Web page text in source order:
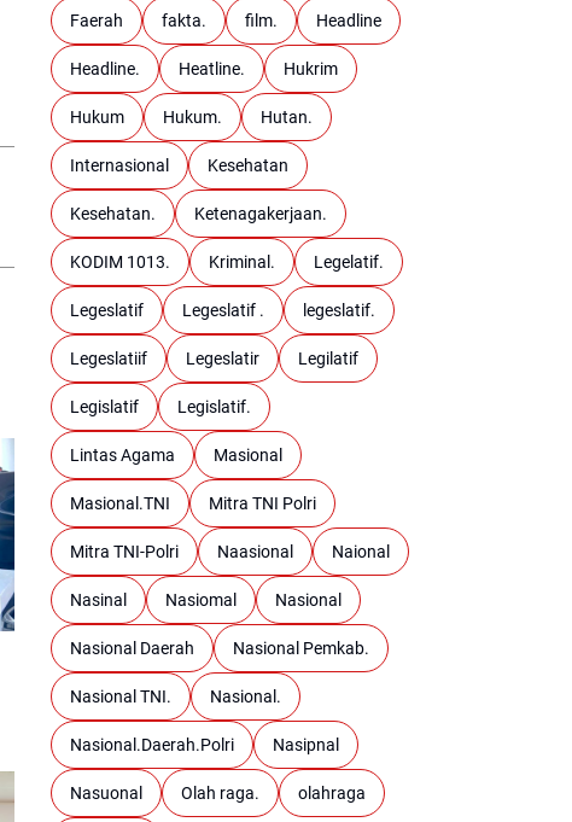
Faerah fakta. film. Headline
Headline. Heatline. Hukrim
Hukum Hukum. Hutan.
Internasional Kesehatan
Kesehatan. Ketenagakerjaan.
KODIM 1013. Kriminal. Legelatif.
Legeslatif Legeslatif . legeslatif.
Legeslatiif Legeslatir Legilatif
Legislatif Legislatif.
Lintas Agama Masional
Masional.TNI Mitra TNI Polri
Mitra TNI-Polri Naasional Naional
Nasinal Nasiomal Nasional
Nasional Daerah Nasional Pemkab.
Nasional TNI. Nasional.
Nasional.Daerah.Polri Nasipnal
Nasuonal Olah raga. olahraga